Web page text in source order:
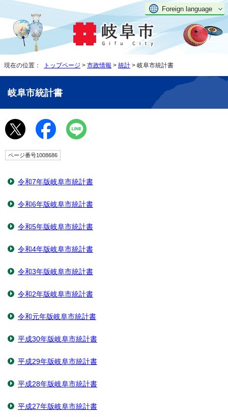
Foreign language
現在の位置： トップページ > 市政情報 > 統計 > 岐阜市統計書
岐阜市統計書
ページ番号1008686
令和7年版岐阜市統計書
令和6年版岐阜市統計書
令和5年版岐阜市統計書
令和4年版岐阜市統計書
令和3年版岐阜市統計書
令和2年版岐阜市統計書
令和元年版岐阜市統計書
平成30年版岐阜市統計書
平成29年版岐阜市統計書
平成28年版岐阜市統計書
平成27年版岐阜市統計書